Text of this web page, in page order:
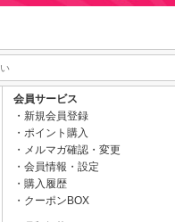
会員サービス
新規会員登録
ポイント購入
メルマガ確認・変更
会員情報・設定
購入履歴
クーポンBOX